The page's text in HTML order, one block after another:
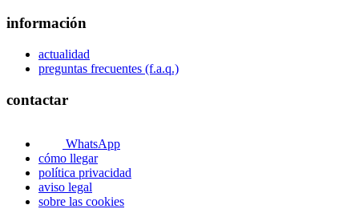
información
actualidad
preguntas frecuentes (f.a.q.)
contactar
WhatsApp
cómo llegar
política privacidad
aviso legal
sobre las cookies